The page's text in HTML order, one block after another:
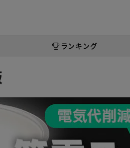
ランキング